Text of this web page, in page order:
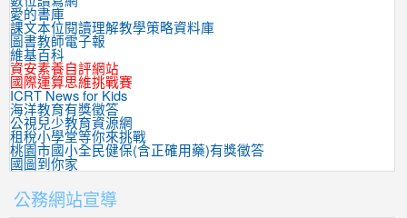
愛的書庫
課文本位閱讀理解教學策略資料庫
圖書教師電子報
維基百科
資安素養自評網站
國際運算思維挑戰賽
ICRT News for Kids
海洋教育有獎徵答
公視兒少教育資源網
租稅小學堂等你來挑戰
桃園市國小全民健保(含正確用藥)有獎徵答
國圖到你家
公務網站宣導